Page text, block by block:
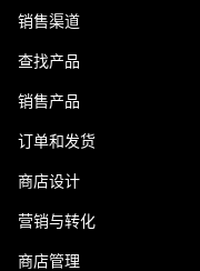
销售渠道
查找产品
销售产品
订单和发货
商店设计
营销与转化
商店管理